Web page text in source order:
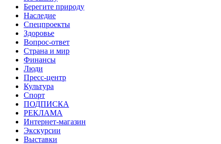
Берегите природу
Наследие
Спецпроекты
Здоровье
Вопрос-ответ
Страна и мир
Финансы
Люди
Пресс-центр
Культура
Спорт
ПОДПИСКА
РЕКЛАМА
Интернет-магазин
Экскурсии
Выставки